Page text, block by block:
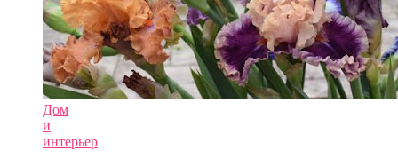
Дом
и
интерьер